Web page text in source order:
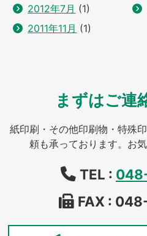
2012年7月 (1)
2011年11月 (1)
まずはご連
紙印刷・その他印刷物・特殊
頼も承っております。お
TEL :
FAX :